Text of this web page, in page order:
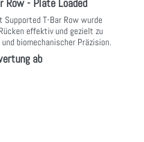
Row - Plate Loaded
Supported T-Bar Row wurde
effektiv und gezielt zu
biomechanischer Präzision.
ab